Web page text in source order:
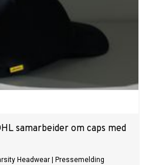
samarbeider om caps med
Headwear Pressemelding